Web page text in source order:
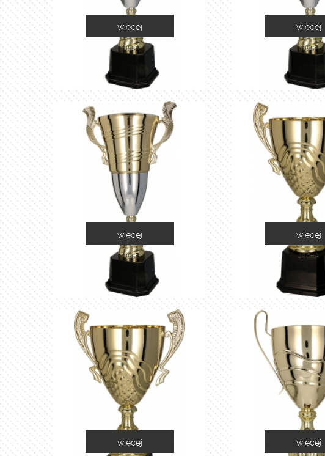
2055A
więcej
2055B
więcej
2055E
więcej
2060A
więcej
więcej więcej